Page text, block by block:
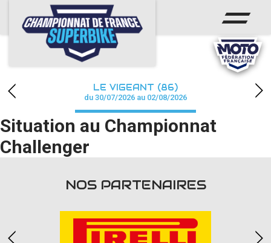
ACCUEIL
CHAMPIONNAT
CALENDRIER
RÉSULTATS
PHOTOS / WEB TV
PARTENAIRES
PRESSE
LE VIGEANT (86)
du 30/07/2026 au 02/08/2026
Situation au Championnat
Challenger
NOS PARTENAIRES